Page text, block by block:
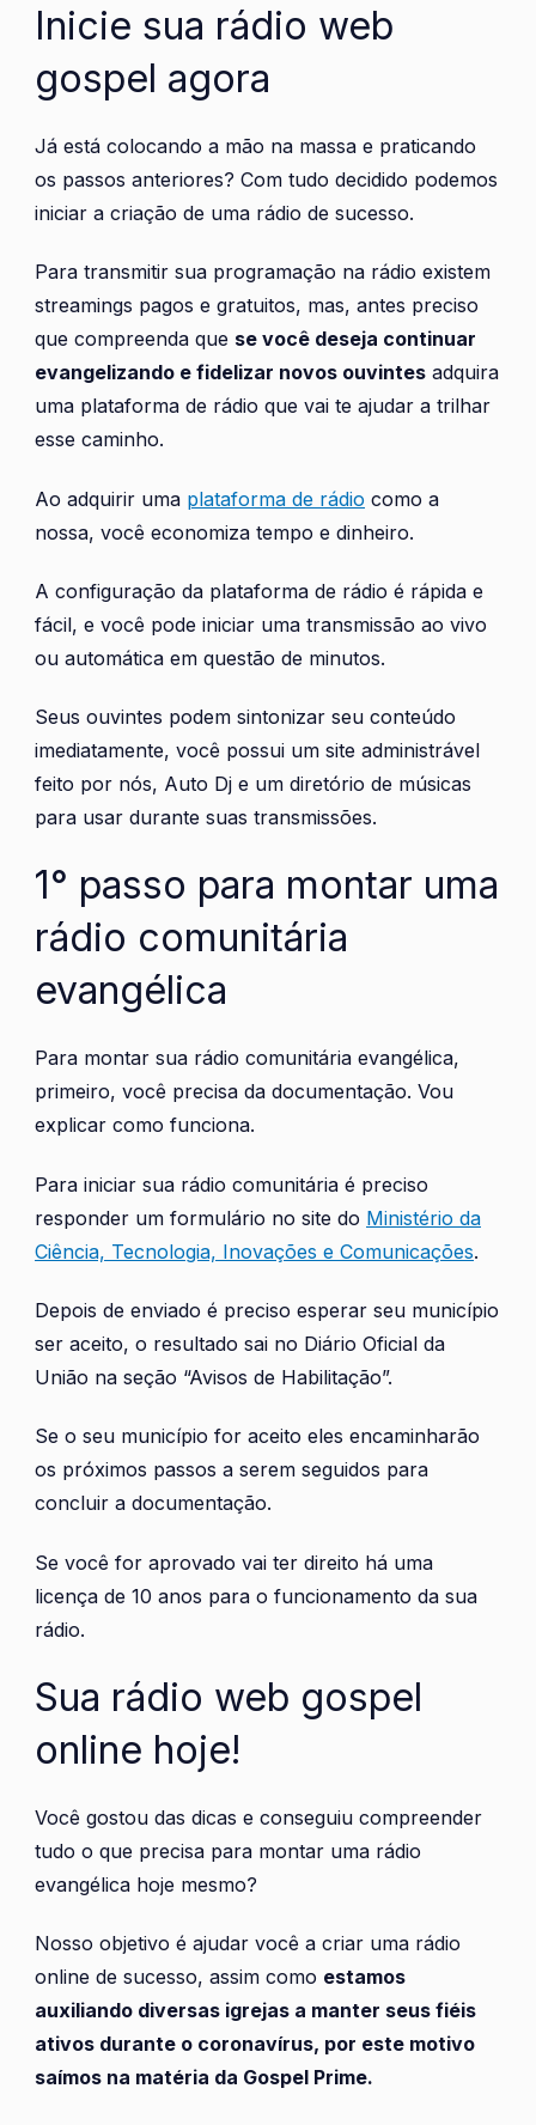
Inicie sua rádio web
gospel agora
Já está colocando a mão na massa e praticando
os passos anteriores? Com tudo decidido podemos
iniciar a criação de uma rádio de sucesso.
Para transmitir sua programação na rádio existem
streamings pagos e gratuitos, mas, antes preciso
que compreenda que se você deseja continuar
evangelizando e fidelizar novos ouvintes adquira
uma plataforma de rádio que vai te ajudar a trilhar
esse caminho.
Ao adquirir uma plataforma de rádio como a
nossa, você economiza tempo e dinheiro.
A configuração da plataforma de rádio é rápida e
fácil, e você pode iniciar uma transmissão ao vivo
ou automática em questão de minutos.
Seus ouvintes podem sintonizar seu conteúdo
imediatamente, você possui um site administrável
feito por nós, Auto Dj e um diretório de músicas
para usar durante suas transmissões.
1° passo para montar uma
rádio comunitária
evangélica
Para montar sua rádio comunitária evangélica,
primeiro, você precisa da documentação. Vou
explicar como funciona.
Para iniciar sua rádio comunitária é preciso
responder um formulário no site do Ministério da
Ciência, Tecnologia, Inovações e Comunicações.
Depois de enviado é preciso esperar seu município
ser aceito, o resultado sai no Diário Oficial da
União na seção “Avisos de Habilitação”.
Se o seu município for aceito eles encaminharão
os próximos passos a serem seguidos para
concluir a documentação.
Se você for aprovado vai ter direito há uma
licença de 10 anos para o funcionamento da sua
rádio.
Sua rádio web gospel
online hoje!
Você gostou das dicas e conseguiu compreender
tudo o que precisa para montar uma rádio
evangélica hoje mesmo?
Nosso objetivo é ajudar você a criar uma rádio
online de sucesso, assim como estamos
auxiliando diversas igrejas a manter seus fiéis
ativos durante o coronavírus, por este motivo
saímos na matéria da Gospel Prime.